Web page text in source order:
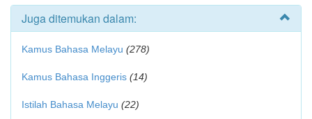
Juga ditemukan dalam:
Kamus Bahasa Melayu (278)
Kamus Bahasa Inggeris (14)
Istilah Bahasa Melayu (22)